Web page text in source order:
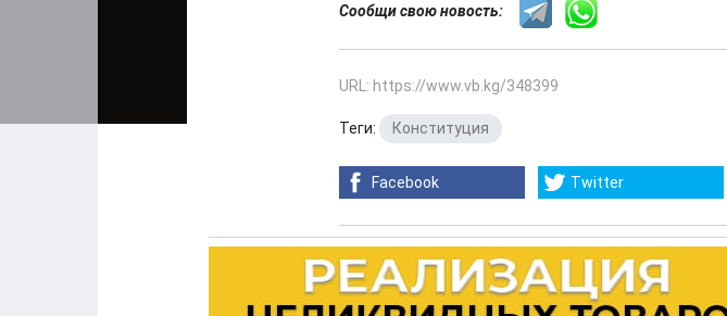
Сообщи свою новость:
URL: https://www.vb.kg/348399
Теги: Конституция
Facebook Twitter